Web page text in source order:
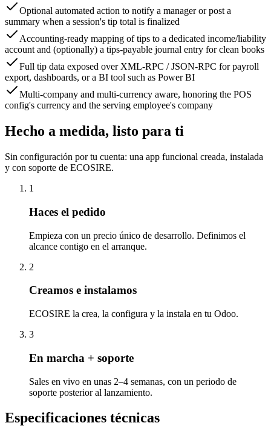
Optional automated action to notify a manager or post a
summary when a session's tip total is finalized
Accounting-ready mapping of tips to a dedicated income/liability
account and (optionally) a tips-payable journal entry for clean books
Full tip data exposed over XML-RPC / JSON-RPC for payroll
export, dashboards, or a BI tool such as Power BI
Multi-company and multi-currency aware, honoring the POS
config's currency and the serving employee's company
Hecho a medida, listo para ti
Sin configuración por tu cuenta: una app funcional creada, instalada
y con soporte de ECOSIRE.
1
Haces el pedido
Empieza con un precio único de desarrollo. Definimos el
alcance contigo en el arranque.
2
Creamos e instalamos
ECOSIRE la crea, la configura y la instala en tu Odoo.
3
En marcha + soporte
Sales en vivo en unas 2–4 semanas, con un periodo de
soporte posterior al lanzamiento.
Especificaciones técnicas